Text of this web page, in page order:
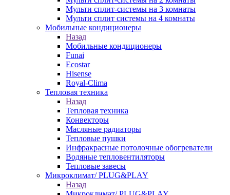
Мульти сплит-системы на 3 комнаты
Мульти сплит системы на 4 комнаты
Мобильные кондиционеры
Назад
Мобильные кондиционеры
Funai
Ecostar
Hisense
Royal-Clima
Тепловая техника
Назад
Тепловая техника
Конвекторы
Масляные радиаторы
Тепловые пушки
Инфракрасные потолочные обогреватели
Водяные тепловентиляторы
Тепловые завесы
Микроклимат/ PLUG&PLAY
Назад